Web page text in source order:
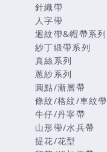
針織帶
人字帶
迴紋帶&帽帶系列
紗丁緞帶系列
真絲系列
蔥紗系列
圓點/漸層帶
條紋/格紋/車紋帶
牛仔/丹寧帶
山形帶/水兵帶
提花/花型